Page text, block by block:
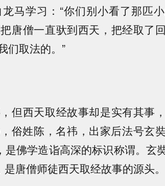
马学习：“你们别小看了那匹
唐僧一直驮到西天，把经取了
们取法的。”
但西天取经故事却是实有其事
俗姓陈，名祎，出家后法号玄
是佛学造诣高深的标识称谓。玄
唐僧师徒西天取经故事的源头。